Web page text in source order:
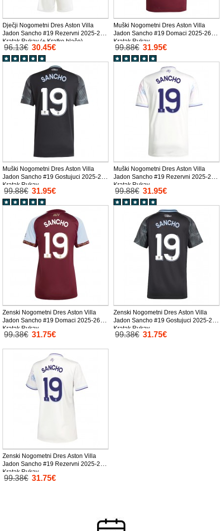
Dječji Nogometni Dres Aston Villa
Jadon Sancho #19 Rezervni 2025-26
Kratak Rukav (+ Kratke hlače)
96.13€ 30.45€
Muški Nogometni Dres Aston Villa
Jadon Sancho #19 Domaci 2025-26
Kratak Rukav
99.88€ 31.95€
Muški Nogometni Dres Aston Villa
Jadon Sancho #19 Gostujuci 2025-26
Kratak Rukav
99.88€ 31.95€
Muški Nogometni Dres Aston Villa
Jadon Sancho #19 Rezervni 2025-26
Kratak Rukav
99.88€ 31.95€
Zenski Nogometni Dres Aston Villa
Jadon Sancho #19 Domaci 2025-26
Kratak Rukav
99.38€ 31.75€
Zenski Nogometni Dres Aston Villa
Jadon Sancho #19 Gostujuci 2025-26
Kratak Rukav
99.38€ 31.75€
Zenski Nogometni Dres Aston Villa
Jadon Sancho #19 Rezervni 2025-26
Kratak Rukav
99.38€ 31.75€